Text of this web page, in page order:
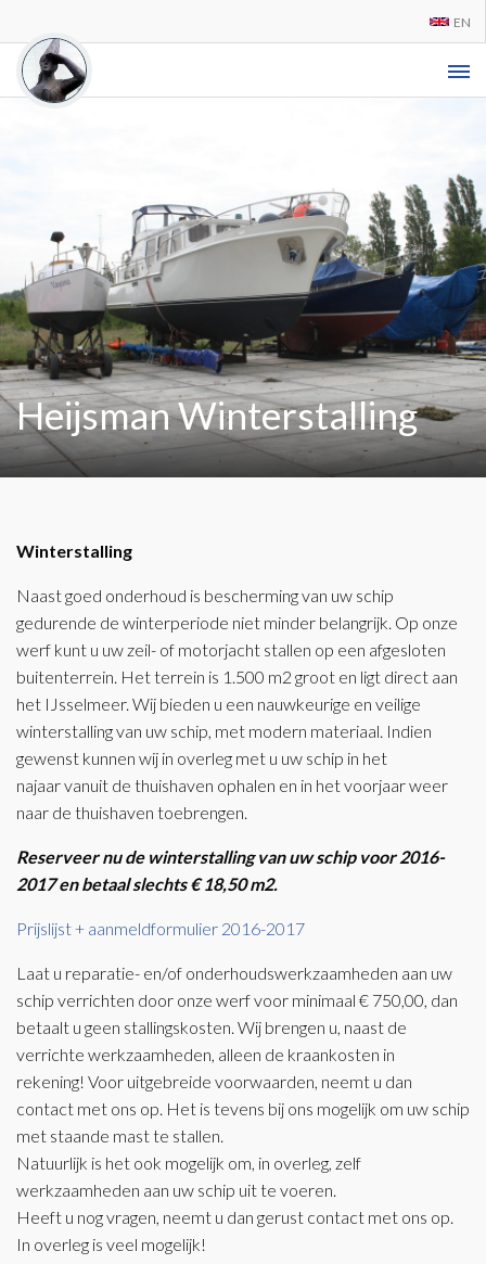
EN
Heijsman Winterstalling
Winterstalling
Naast goed onderhoud is bescherming van uw schip
gedurende de winterperiode niet minder belangrijk. Op onze
werf kunt u uw zeil- of motorjacht stallen op een afgesloten
buitenterrein. Het terrein is 1.500 m2 groot en ligt direct aan
het IJsselmeer. Wij bieden u een nauwkeurige en veilige
winterstalling van uw schip, met modern materiaal. Indien
gewenst kunnen wij in overleg met u uw schip in het
najaar vanuit de thuishaven ophalen en in het voorjaar weer
naar de thuishaven toebrengen.
Reserveer nu de winterstalling van uw schip voor 2016-
2017 en betaal slechts € 18,50 m2.
Prijslijst + aanmeldformulier 2016-2017
Laat u reparatie- en/of onderhoudswerkzaamheden aan uw
schip verrichten door onze werf voor minimaal € 750,00, dan
betaalt u geen stallingskosten. Wij brengen u, naast de
verrichte werkzaamheden, alleen de kraankosten in
rekening! Voor uitgebreide voorwaarden, neemt u dan
contact met ons op. Het is tevens bij ons mogelijk om uw schip
met staande mast te stallen.
Natuurlijk is het ook mogelijk om, in overleg, zelf
werkzaamheden aan uw schip uit te voeren.
Heeft u nog vragen, neemt u dan gerust contact met ons op.
In overleg is veel mogelijk!